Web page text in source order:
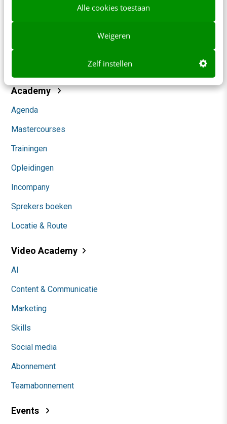
Alle cookies toestaan
Weigeren
Zelf instellen
Social
Themanieuwsbrieven
Academy
Agenda
Mastercourses
Trainingen
Opleidingen
Incompany
Sprekers boeken
Locatie & Route
Video Academy
AI
Content & Communicatie
Marketing
Skills
Social media
Abonnement
Teamabonnement
Events